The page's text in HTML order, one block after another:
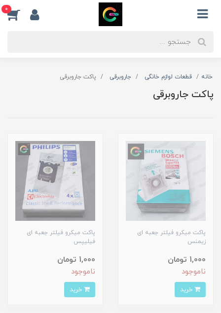
0
خانه قطعات لوازم خانگی جاروبرقی پاکت جاروبرقی
پاکت جاروبرقی
پاکت میکرو فیلتر جعبه ای
زیمنس
1,000 تومان
ناموجود
پاکت میکرو فیلتر جعبه ای
فیلیپس
1,000 تومان
ناموجود